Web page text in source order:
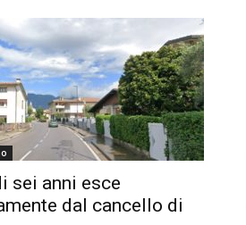
sei anni esce
dal cancello di